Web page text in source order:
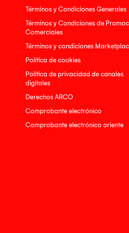
Términos y Condiciones Generales
Términos y Condiciones de
Comerciales
Términos y condiciones
Política de cookies
Política de privacidad de canales
digitales
Derechos ARCO
Comprobante electrónico
Comprobante electrónico oriente